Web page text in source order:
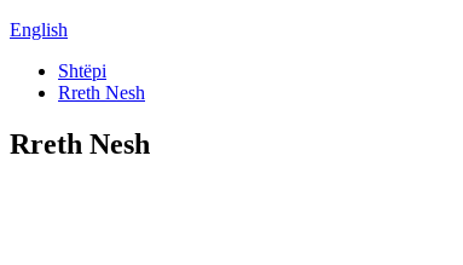
English
Shtëpi
Rreth Nesh
Rreth Nesh